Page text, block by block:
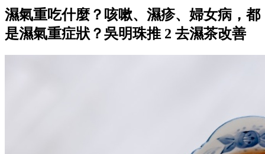
濕氣重吃什麼？咳嗽、濕疹、婦女病，都
是濕氣重症狀？吳明珠推 2 去濕茶改善